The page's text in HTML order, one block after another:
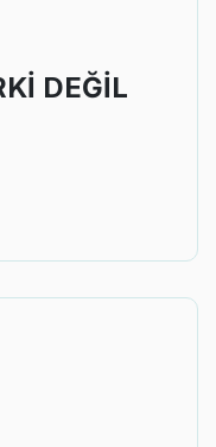
DEĞİL